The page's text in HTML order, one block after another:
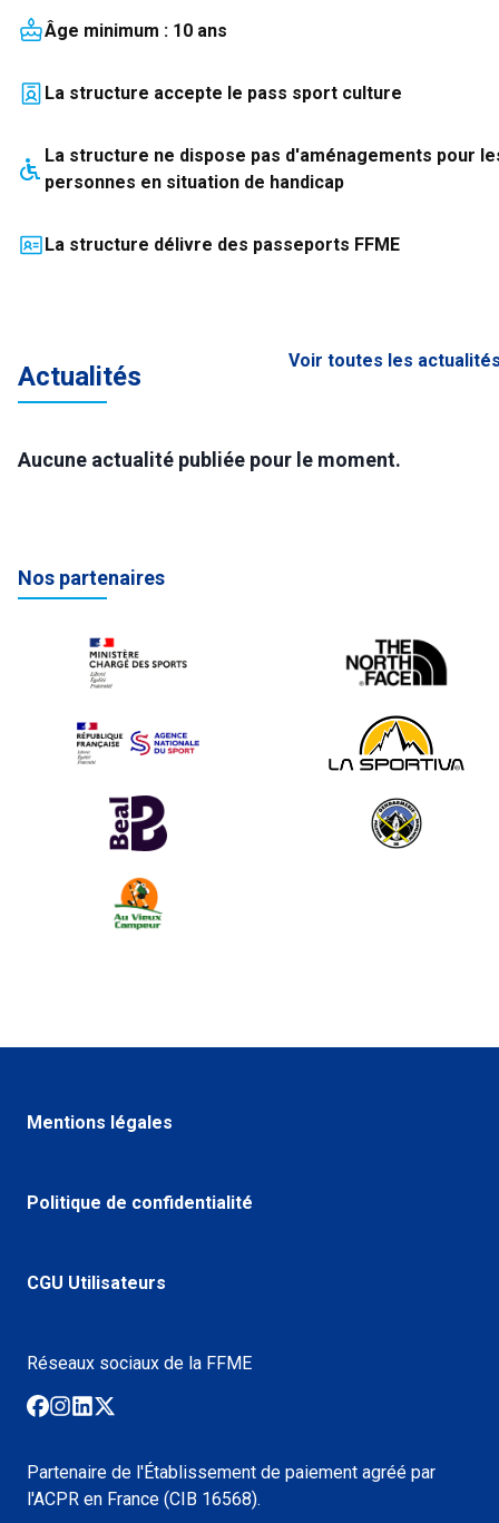
Âge minimum : 10 ans
La structure accepte le pass sport culture
La structure ne dispose pas d'aménagements pour
personnes en situation de handicap
La structure délivre des passeports FFME
Actualités
Voir toutes les
Aucune actualité publiée pour le moment.
Nos partenaires
Mentions légales
Politique de confidentialité
CGU Utilisateurs
Partenaire de l'Établissement de paiement agréé par
l'ACPR en France (CIB 16568).
Réseaux sociaux de la FFME